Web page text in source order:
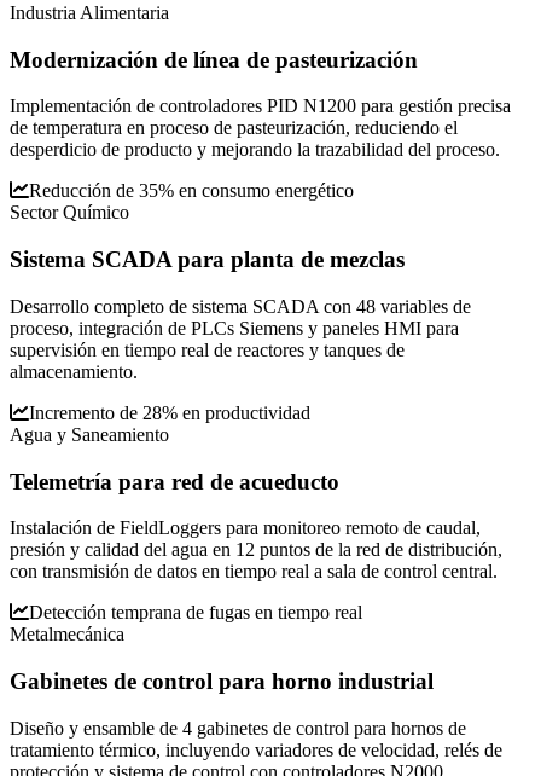
Industria Alimentaria
Modernización de línea de pasteurización
Implementación de controladores PID N1200 para gestión precisa
de temperatura en proceso de pasteurización, reduciendo el
desperdicio de producto y mejorando la trazabilidad del proceso.
Reducción de 35% en consumo energético
Sector Químico
Sistema SCADA para planta de mezclas
Desarrollo completo de sistema SCADA con 48 variables de
proceso, integración de PLCs Siemens y paneles HMI para
supervisión en tiempo real de reactores y tanques de
almacenamiento.
Incremento de 28% en productividad
Agua y Saneamiento
Telemetría para red de acueducto
Instalación de FieldLoggers para monitoreo remoto de caudal,
presión y calidad del agua en 12 puntos de la red de distribución,
con transmisión de datos en tiempo real a sala de control central.
Detección temprana de fugas en tiempo real
Metalmecánica
Gabinetes de control para horno industrial
Diseño y ensamble de 4 gabinetes de control para hornos de
tratamiento térmico, incluyendo variadores de velocidad, relés de
protección y sistema de control con controladores N2000.